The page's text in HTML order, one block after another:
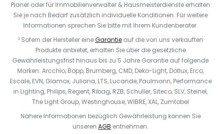
Planer oder für Immobilienverwalter & Hausmeisterdienste erhalten
Sie je nach Bedarf zusätzlich individuelle Konditionen. Für weitere
Informationen sprechen Sie bitte mit Ihrem Kundenberater.
² Sofern der Hersteller eineGarantieauf die von uns verkauften
Produkte anbietet, erhalten Sie über die gesetzliche
Gewährleistungsfrist hinaus bis zu 5 Jahre Garantie auf folgende
Marken: Arcchio, Bopp, Brumberg, CMD, Deko-Light, Dotlux, Erco,
Escale, EVN, Glamox, Juliana, LTS, Lucande, Paulmann, Performance
in Lighting, Philips, Regent, Ribag, RZB, Schuller, Siteco, SLV, Steinel,
The Light Group, Westinghouse, WIBRE, XAL, Zumtobel
Nähere Informationen bezüglich Gewährleistung können Sie
unseren AGB entnehmen.